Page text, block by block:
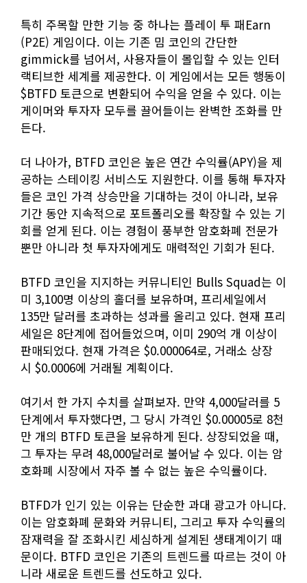
특히 주목할 만한 기능 중 하나는 플레이 투 패Earn
(P2E) 게임이다. 이는 기존 밈 코인의 간단한
gimmick를 넘어서, 사용자들이 몰입할 수 있는 인터
랙티브한 세계를 제공한다. 이 게임에서는 모든 행동이
$BTFD 토큰으로 변환되어 수익을 얻을 수 있다. 이는
게이머와 투자자 모두를 끌어들이는 완벽한 조화를 만
든다.
더 나아가, BTFD 코인은 높은 연간 수익률(APY)을 제
공하는 스테이킹 서비스도 지원한다. 이를 통해 투자자
들은 코인 가격 상승만을 기대하는 것이 아니라, 보유
기간 동안 지속적으로 포트폴리오를 확장할 수 있는 기
회를 얻게 된다. 이는 경험이 풍부한 암호화폐 전문가
뿐만 아니라 첫 투자자에게도 매력적인 기회가 된다.
BTFD 코인을 지지하는 커뮤니티인 Bulls Squad는 이
미 3,100명 이상의 홀더를 보유하며, 프리세일에서
135만 달러를 초과하는 성과를 올리고 있다. 현재 프리
세일은 8단계에 접어들었으며, 이미 290억 개 이상이
판매되었다. 현재 가격은 $0.000064로, 거래소 상장
시 $0.0006에 거래될 계획이다.
여기서 한 가지 수치를 살펴보자. 만약 4,000달러를 5
단계에서 투자했다면, 그 당시 가격인 $0.00005로 8천
만 개의 BTFD 토큰을 보유하게 된다. 상장되었을 때,
그 투자는 무려 48,000달러로 불어날 수 있다. 이는 암
호화폐 시장에서 자주 볼 수 없는 높은 수익률이다.
BTFD가 인기 있는 이유는 단순한 과대 광고가 아니다.
이는 암호화폐 문화와 커뮤니티, 그리고 투자 수익률의
잠재력을 잘 조화시킨 세심하게 설계된 생태계이기 때
문이다. BTFD 코인은 기존의 트렌드를 따르는 것이 아
니라 새로운 트렌드를 선도하고 있다.